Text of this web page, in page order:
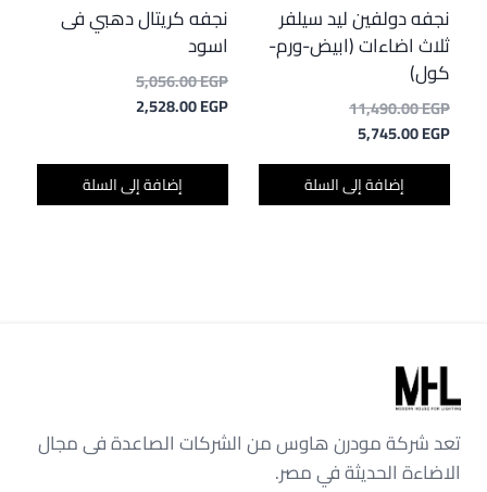
نجفه دولفين ليد سيلفر
ثلاث اضاءات (ابيض-ورم-
كول)
11,490.00EGP
هو:
11,490.00 EGP.
5,745.00EGP
الحالي
هو:
5,745.00 EGP.
إضافة إلى السلة
نجفه كريتال دهبي فى
اسود
5,056.00EGP
2,528.00EGP
2,528.00 EGP.
إضافة إلى السلة
تعد شركة مودرن هاوس من الشركات الصاعدة فى مجال
الاضاءة الحديثة في مصر.